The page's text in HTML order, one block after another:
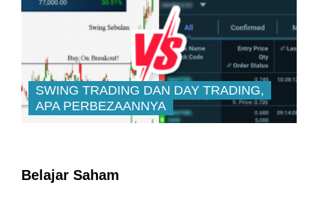
SWING TRADING DAN DAY TRADING,
APA PERBEZAANNYA
Belajar Saham